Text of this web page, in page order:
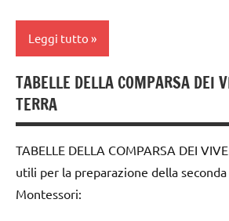
ARTICOLI
DOWNLOAD
EDUCAZIONE
GEOGRAFIA
GUIDA
DIDATTICA
materiale
Leggi tutto
dai
6
anni
DOWNLOAD
EDUCAZIONE
COSMICA
TABELLE DELLA COMPARSA DEI
TERRA
TABELLE DELLA COMPARSA DEI
utili per la preparazione della
Montessori: